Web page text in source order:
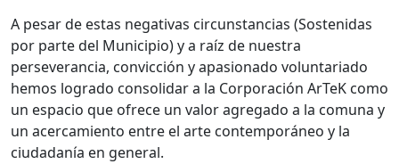
A pesar de estas negativas circunstancias (Sostenidas
por parte del Municipio) y a raíz de nuestra
perseverancia, convicción y apasionado voluntariado
hemos logrado consolidar a la Corporación ArTeK como
un espacio que ofrece un valor agregado a la comuna y
un acercamiento entre el arte contemporáneo y la
ciudadanía en general.